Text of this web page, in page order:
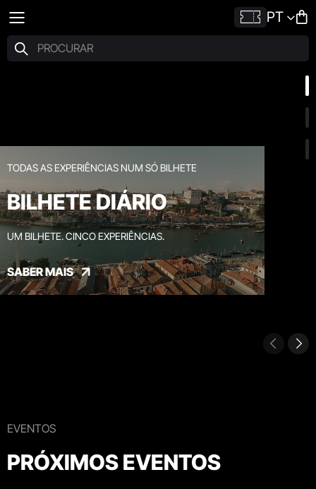
PT
TODAS AS EXPERIÊNCIAS NUM SÓ BILHETE
BILHETE DIÁRIO
UM BILHETE. CINCO EXPERIÊNCIAS.
SABER MAIS
EVENTOS
PRÓXIMOS EVENTOS